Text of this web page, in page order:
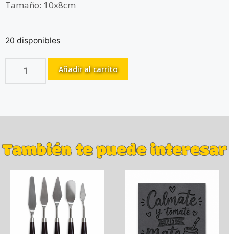
Tamaño: 10x8cm
20 disponibles
Añadir al carrito
También te puede interesar